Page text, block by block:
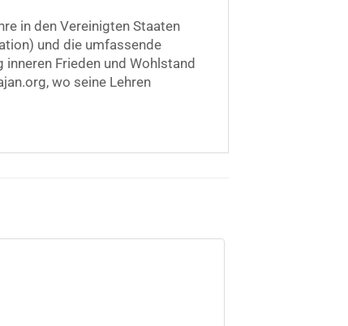
in den Vereinigten Staaten
und die umfassende
Frieden und Wohlstand
wo seine Lehren